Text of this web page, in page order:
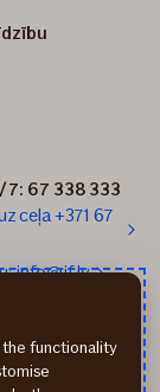
67 338 333
ceļa +371 67
info@if.lv
informācija
functionality